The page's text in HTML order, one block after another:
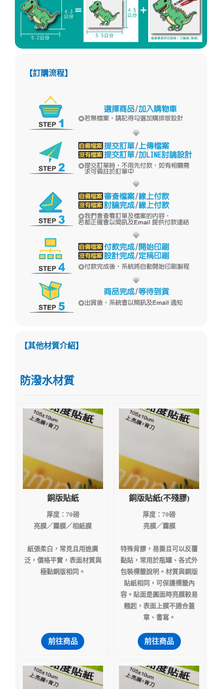
【訂購流程】
【其他材質介紹】
防潑水材質
銅版貼紙
厚度：70磅
亮膜／霧膜／相紙膜
紙張柔白，常見且用途廣
泛，價格平實，表面材質與
極黏銅版相同。
前往商品
銅版貼紙(不殘膠)
厚度：70磅
亮膜／霧膜
特殊背膠，易撕且可以反覆
黏貼，常用於瓶罐、各式外
包裝標籤說明。材質與銅版
貼紙相同，可保護標籤內
容。貼面是圓面時亮膜較易
翹起，表面上膜不適合蓋
章、書寫。
前往商品